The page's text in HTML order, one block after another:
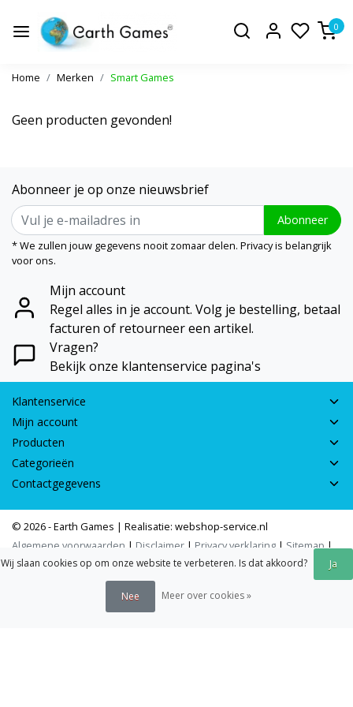
0
Home Merken Smart Games
Geen producten gevonden!
Abonneer je op onze nieuwsbrief
Abonneer
* We zullen jouw gegevens nooit zomaar delen. Privacy is belangrijk
voor ons.
Mijn account
Regel alles in je account. Volg je bestelling, betaal
facturen of retourneer een artikel.
Vragen?
Bekijk onze klantenservice pagina's
Klantenservice
Mijn account
Producten
Categorieën
Contactgegevens
© 2026 - Earth Games | Realisatie: webshop-service.nl
Algemene voorwaarden | Disclaimer | Privacy verklaring | Sitemap|
RSS Feed
Wij slaan cookies op om onze website te verbeteren. Is dat akkoord? Ja
Nee Meer over cookies »